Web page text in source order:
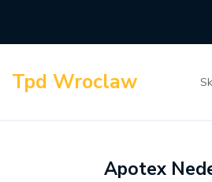
content
Tpd Wroclaw
Apotex